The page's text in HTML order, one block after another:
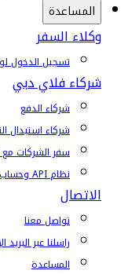
المساعدة
وكلاء السفر
تسجيل الدخول
شركاء فلاي دبي
شركاء الدفع
شركاء استبدال
سفر الشركات
نظام API وحساب وكيل سفر جديد
الاتصال
تواصل معنا
راسلنا عبر البريد
المساعدة